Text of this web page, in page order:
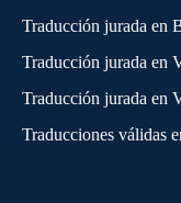
Traducción jurada en
Traducción jurada en
Traducción jurada en
Traducciones válidas